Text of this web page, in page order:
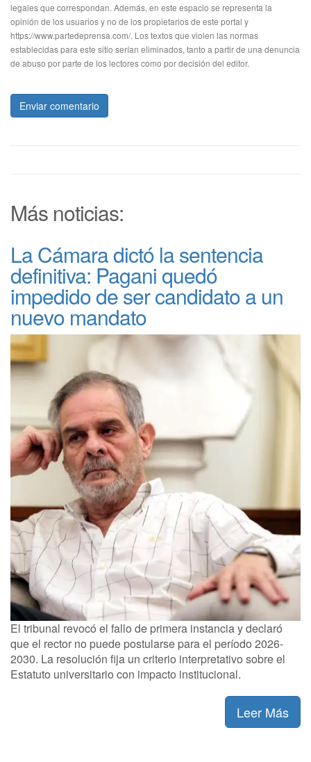
legales que correspondan. Además, en este espacio se representa la
opinión de los usuarios y no de los propietarios de este portal y
https://www.partedeprensa.com/. Los textos que violen las normas
establecidas para este sitio serían eliminados, tanto a partir de una denuncia
de abuso por parte de los lectores como por decisión del editor.
Enviar comentario
Más noticias:
La Cámara dictó la sentencia
definitiva: Pagani quedó
impedido de ser candidato a un
nuevo mandato
El tribunal revocó el fallo de primera instancia y declaró
que el rector no puede postularse para el período 2026-
2030. La resolución fija un criterio interpretativo sobre el
Estatuto universitario con impacto institucional.
Leer Más